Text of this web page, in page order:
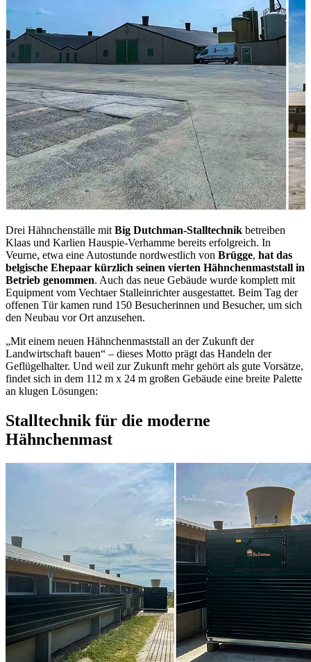
Drei Hähnchenställe mit Big Dutchman-Stalltechnik betreiben
Klaas und Karlien Hauspie-Verhamme bereits erfolgreich. In
Veurne, etwa eine Autostunde nordwestlich von Brügge, hat das
belgische Ehepaar kürzlich seinen vierten Hähnchenmaststall in
Betrieb genommen. Auch das neue Gebäude wurde komplett mit
Equipment vom Vechtaer Stalleinrichter ausgestattet. Beim Tag der
offenen Tür kamen rund 150 Besucherinnen und Besucher, um sich
den Neubau vor Ort anzusehen.
„Mit einem neuen Hähnchenmaststall an der Zukunft der
Landwirtschaft bauen“ – dieses Motto prägt das Handeln der
Geflügelhalter. Und weil zur Zukunft mehr gehört als gute Vorsätze,
findet sich in dem 112 m x 24 m großen Gebäude eine breite Palette
an klugen Lösungen:
Stalltechnik für die moderne
Hähnchenmast